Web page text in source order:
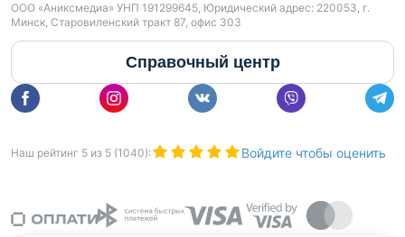
ООО «Аниксмедиа» УНП 191299645, Юридический адрес: 220053, г.
Минск, Старовиленский тракт 87, офис 303
Справочный центр
Наш рейтинг 5 из 5 (1040): Войдите чтобы оценить